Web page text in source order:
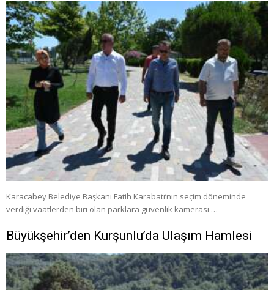
Karacabey Belediye Başkanı Fatih Karabatı’nın seçim döneminde
verdiği vaatlerden biri olan parklara güvenlik kamerası …
Büyükşehir’den Kurşunlu’da Ulaşım Hamlesi